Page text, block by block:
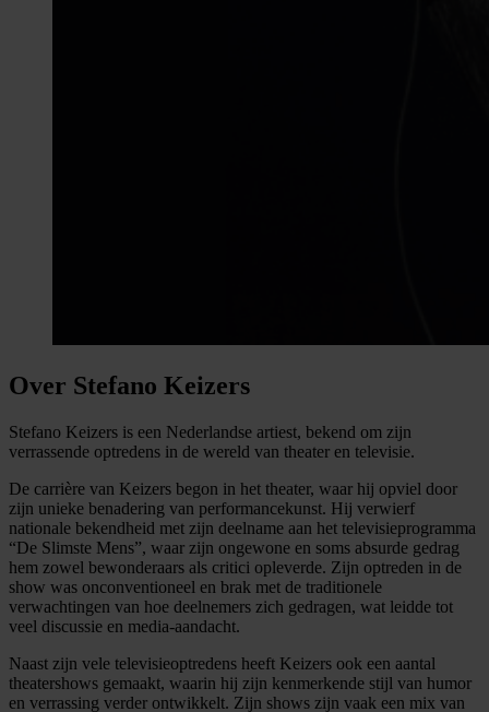
Over Stefano Keizers
Stefano Keizers is een Nederlandse artiest, bekend om zijn
verrassende optredens in de wereld van theater en televisie.
De carrière van Keizers begon in het theater, waar hij opviel door
zijn unieke benadering van performancekunst. Hij verwierf
nationale bekendheid met zijn deelname aan het televisieprogramma
“De Slimste Mens”, waar zijn ongewone en soms absurde gedrag
hem zowel bewonderaars als critici opleverde. Zijn optreden in de
show was onconventioneel en brak met de traditionele
verwachtingen van hoe deelnemers zich gedragen, wat leidde tot
veel discussie en media-aandacht.
Naast zijn vele televisieoptredens heeft Keizers ook een aantal
theatershows gemaakt, waarin hij zijn kenmerkende stijl van humor
en verrassing verder ontwikkelt. Zijn shows zijn vaak een mix van